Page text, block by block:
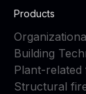
Products
Building
Plant-
Structural